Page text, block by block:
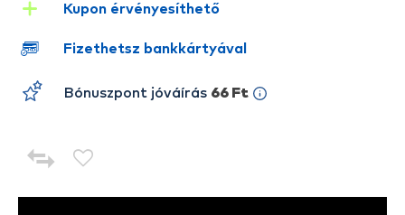
Kupon érvényesíthető
Fizethetsz bankkártyával
Bónuszpont jóváírás 66 Ft